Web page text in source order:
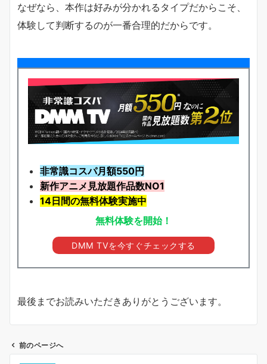
なぜなら、本作は好みが分かれるタイプだからこそ、
体験して判断するのが一番合理的だからです。
非常識コスパ月額550円
新作アニメ見放題作品数NO1
14日間の無料体験実施中
無料体験を開始！
DMM TVを今すぐチェックする
最後までお読みいただきありがとうございます。
前のページへ